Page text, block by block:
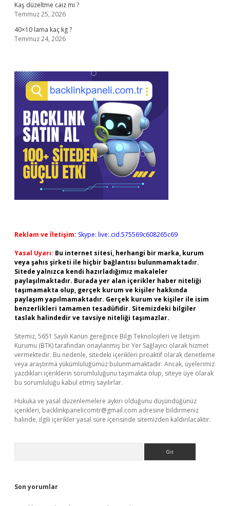
Kaş düzeltme caiz mi ?
Temmuz 25, 2026
40×10 lama kaç kg ?
Temmuz 24, 2026
Reklam ve İletişim: Skype: live:.cid.575569c608265c69
Yasal Uyarı: Bu internet sitesi, herhangi bir marka, kurum
veya şahıs şirketi ile hiçbir bağlantısı bulunmamaktadır.
Sitede yalnızca kendi hazırladığımız makaleler
paylaşılmaktadır. Burada yer alan içerikler haber niteliği
taşımamakta olup, gerçek kurum ve kişiler hakkında
paylaşım yapılmamaktadır. Gerçek kurum ve kişiler ile isim
benzerlikleri tamamen tesadüfidir. Sitemizdeki bilgiler
taslak halindedir ve tavsiye niteliği taşımazlar.
Sitemiz, 5651 Sayılı Kanun gereğince Bilgi Teknolojileri ve İletişim
Kurumu (BTK) tarafından onaylanmış bir Yer Sağlayıcı olarak hizmet
vermektedir. Bu nedenle, sitedeki içerikleri proaktif olarak denetleme
veya araştırma yükümlülüğümüz bulunmamaktadır. Ancak, üyelerimiz
yazdıkları içeriklerin sorumluluğunu taşımakta olup, siteye üye olarak
bu sorumluluğu kabul etmiş sayılırlar.
Hukuka ve yasal düzenlemelere aykırı olduğunu düşündüğünüz
içerikleri, backlinkpanelicomtr@gmail.com adresine bildirmeniz
halinde, ilgili içerikler yasal süre içerisinde sitemizden kaldırılacaktır.
Son yorumlar